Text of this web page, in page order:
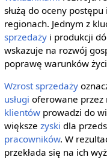
służą do oceny
regionach. Jednym z
sprzedażyi produkcji
wskazuje na rozwój
poprawę warunków
Wzrost sprzedaży
usługi oferowane przez
klientówprowadzi do
większe zyski dla
pracowników. W
przekłada się na ich